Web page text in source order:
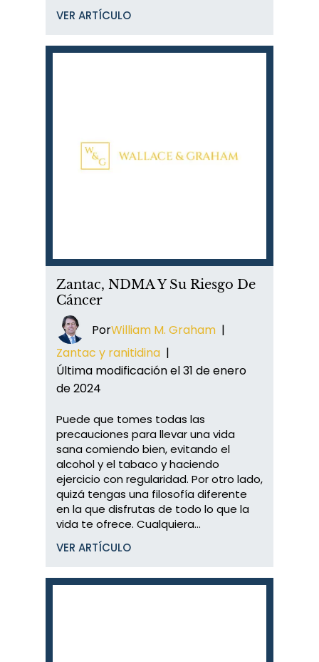
VER ARTÍCULO
Zantac, NDMA Y Su Riesgo De
Cáncer
PorWilliam M. Graham |
Zantac y ranitidina |
Última modificación el 31 de enero
de 2024
Puede que tomes todas las
precauciones para llevar una vida
sana comiendo bien, evitando el
alcohol y el tabaco y haciendo
ejercicio con regularidad. Por otro lado,
quizá tengas una filosofía diferente
en la que disfrutas de todo lo que la
vida te ofrece. Cualquiera...
VER ARTÍCULO